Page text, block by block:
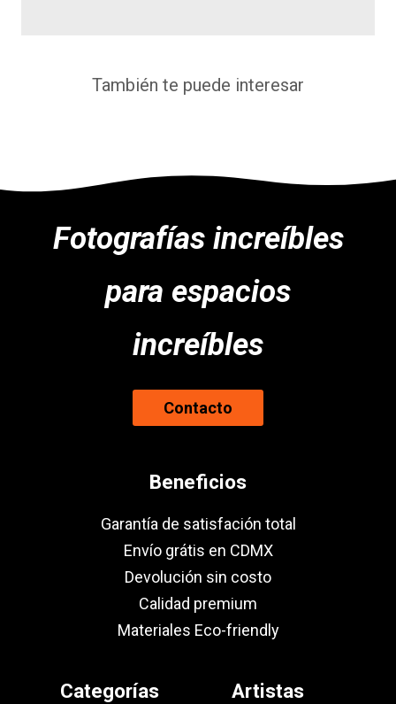
También te puede interesar
Fotografías increíbles
para espacios
increíbles
Contacto
Beneficios
Garantía de satisfación total
Envío grátis en CDMX
Devolución sin costo
Calidad premium
Materiales Eco-friendly
Categorías Artistas